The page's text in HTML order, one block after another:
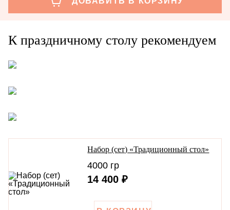
К праздничному столу рекомендуем
Набор (сет) «Традиционный стол»
4000 гр
14 400 ₽